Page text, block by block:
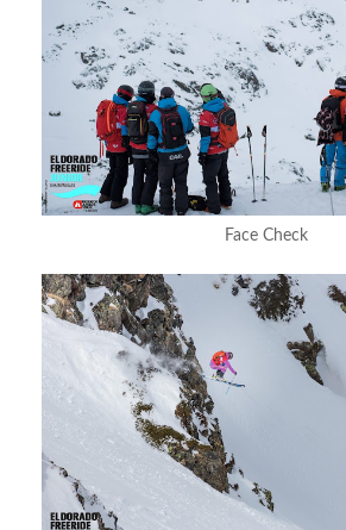
Face Check